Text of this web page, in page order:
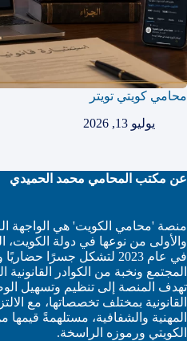
محامي كويتي تويتر
يوليو 13, 2026
عن مكتب المحامي محمد الحميدي
منصة 'محامي الكويت' هي الواجهة
والأولى من نوعها في دولة الكويت،
في عام 2023 لتشكل جسرًا
المجتمع ونخبة من الكوادر
تهدف المنصة إلى تنظيم وتسهيل
القانونية بمختلف تخصصاتها، مع
المهنية والشفافية، مستلهمةً قيمها
الكويتي ورموزه الراسخة.